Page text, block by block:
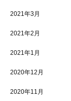
2021年3月
2021年2月
2021年1月
2020年12月
2020年11月